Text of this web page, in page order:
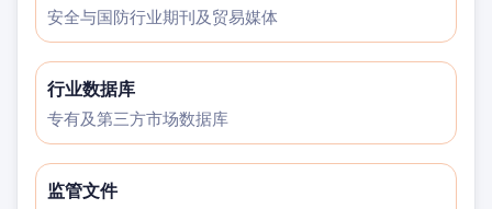
安全与国防行业期刊及贸易媒体
行业数据库
专有及第三方市场数据库
监管文件